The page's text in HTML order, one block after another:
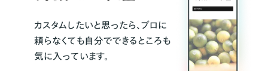
カスタムしたいと思ったら、プロに
頼らなくても自分でできるところも
気に入っています。